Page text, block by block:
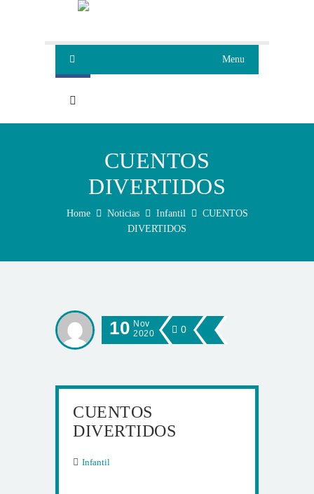
Menu
CUENTOS
DIVERTIDOS
Home Noticias Infantil
CUENTOS
DIVERTIDOS
10 Nov
2020
0
CUENTOS
DIVERTIDOS
Infantil